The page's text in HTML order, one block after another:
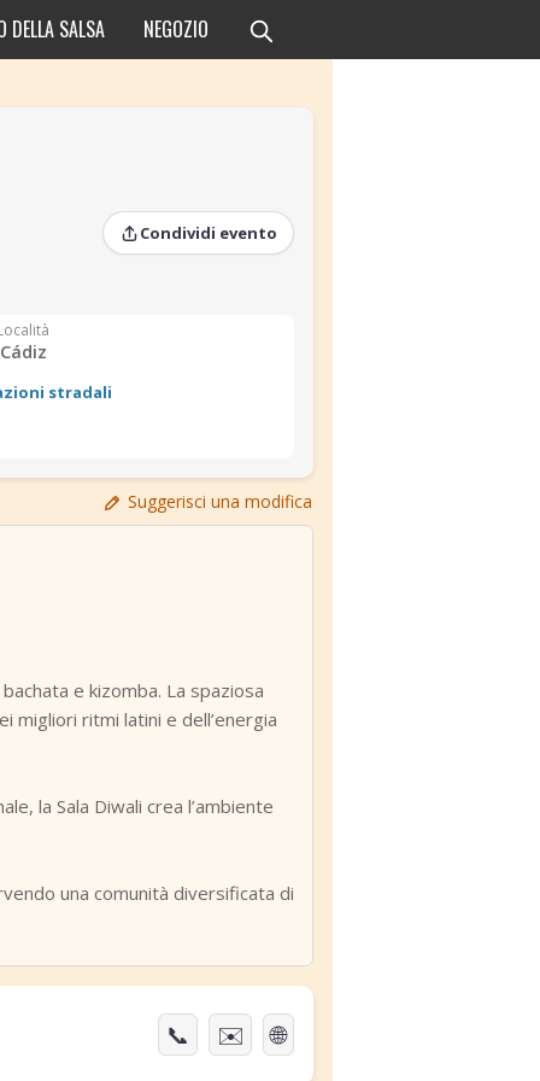
DELLA SALSA NEGOZIO
›
›
Condividi evento
Cádiz
stradali
Suggerisci una modifica
e kizomba. La spaziosa
migliori ritmi latini e dell’energia
la Sala Diwali crea l’ambiente
una comunità diversificata di
📞 ✉️ 🌐